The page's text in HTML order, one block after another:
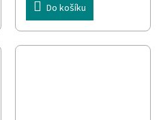
Do košíku